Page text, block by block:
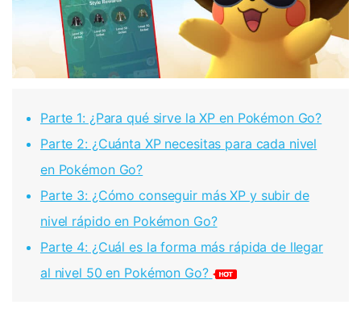
Parte 1: ¿Para qué sirve la XP en Pokémon Go?
Parte 2: ¿Cuánta XP necesitas para cada nivel
en Pokémon Go?
Parte 3: ¿Cómo conseguir más XP y subir de
nivel rápido en Pokémon Go?
Parte 4: ¿Cuál es la forma más rápida de llegar
al nivel 50 en Pokémon Go?